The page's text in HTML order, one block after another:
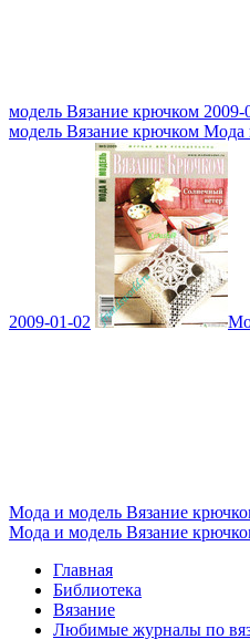
модель Вязание крючком 2009-
модель Вязание крючком
2009-01-02
Мода и модель Вязание
Мода и модель Вязание
Главная
Библиотека
Вязание
Любимые журналы по